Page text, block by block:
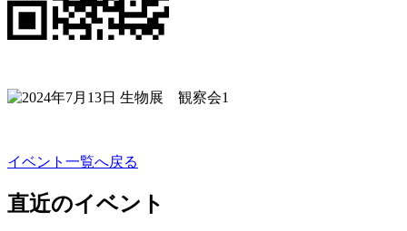
イベント一覧へ戻る
直近のイベント